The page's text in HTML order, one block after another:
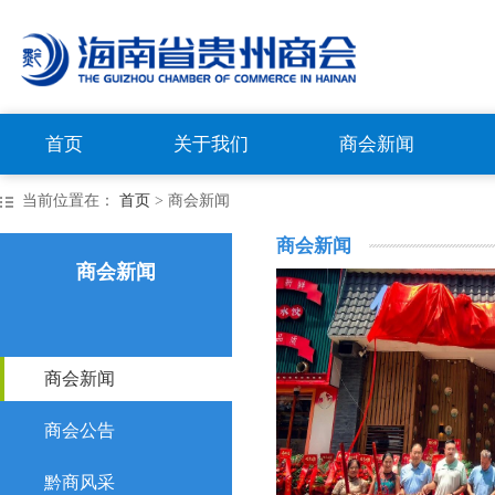
首页 关于我们 商会新闻
当前位置在： 首页 > 商会新闻
商会新闻
商会新闻
商会公告
黔商风采
商会新闻